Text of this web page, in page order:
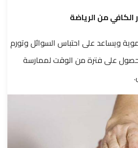
من الرياضة
ويساعد على احتباس السوائل وتورم
على فترة من الوقت لممارسة